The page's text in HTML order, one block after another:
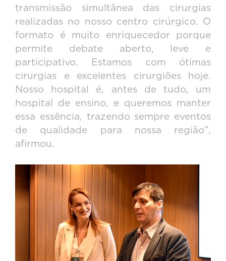
transmissão simultânea das cirurgias
realizadas no nosso centro cirúrgico. O
formato é muito enriquecedor porque
permite debate aberto, leve e
participativo. Estamos com ótimas
cirurgias e excelentes cirurgiões hoje.
Nosso hospital é, antes de tudo, um
hospital de ensino, e queremos manter
essa essência, trazendo sempre eventos
de qualidade para nossa região”,
afirmou.